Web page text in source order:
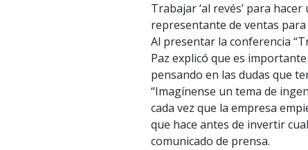
Trabajar ‘al revés’ para
representante de ventas para
Al presentar la conferencia
Paz explicó que es
pensando en las dudas que
“Imagínense un tema de
cada vez que la empresa
que hace antes de invertir
comunicado de prensa.